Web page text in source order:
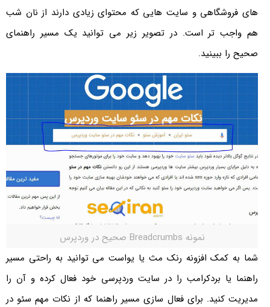
های فروشگاهی و سایت هایی که محتوای زیادی دارند از نان شب
هم واجب تر است. در تصویر زیر می توانید یک مسیر راهنمای
صحیح را ببینید.
نمونه Breadcrumbs صحیح در وردپرس
شما به کمک افزونه رنک مث یا یواست می توانید به راحتی مسیر
راهنما یا بردکرامب را در سایت وردپرسی خود فعال کرده و آن را
مدیریت کنید. برای فعال سازی مسیر راهنما که از نکات مهم سئو در